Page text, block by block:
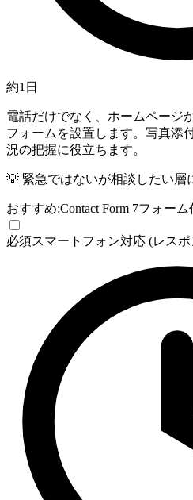
約1日
電話だけでなく、ホームページ
フォームを設置します。写真添
況の把握に役立ちます。
💡 緊急ではないが相談したい層
おすすめ:Contact Form 7フォーム
必須スマートフォン対応 (レス